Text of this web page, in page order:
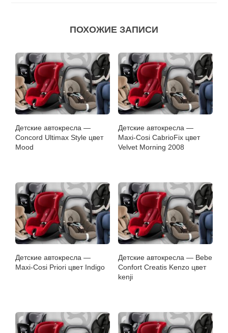
ПОХОЖИЕ ЗАПИСИ
Детские автокресла —
Concord Ultimax Style цвет
Mood
Детские автокресла —
Maxi-Cosi CabrioFix цвет
Velvet Morning 2008
Детские автокресла —
Maxi-Cosi Priori цвет Indigo
Детские автокресла — Bebe
Confort Creatis Kenzo цвет
kenji